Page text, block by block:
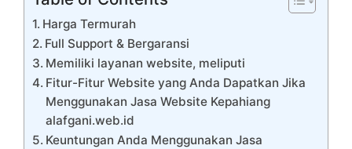
Harga Termurah
Full Support & Bergaransi
Memiliki layanan website, meliputi
Fitur-Fitur Website yang Anda Dapatkan Jika
Menggunakan Jasa Website Kepahiang
alafgani.web.id
Keuntungan Anda Menggunakan Jasa